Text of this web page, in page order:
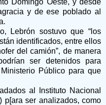
y de ese poblado al
Lebrón sostuvo que “los
identificados, entre ellos
del camión”, de manera
ser detenidos para
Público para que
al Instituto Nacional
p[ara ser analizados, como